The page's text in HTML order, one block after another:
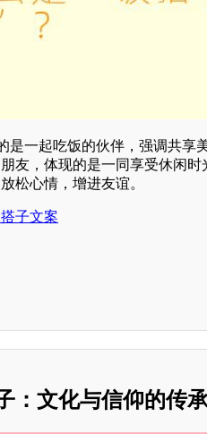
是一起吃饭的伙伴，强调共享
友，体现的是一同享受休闲
松心情，增进友谊。
子文案
：文化与信仰的传